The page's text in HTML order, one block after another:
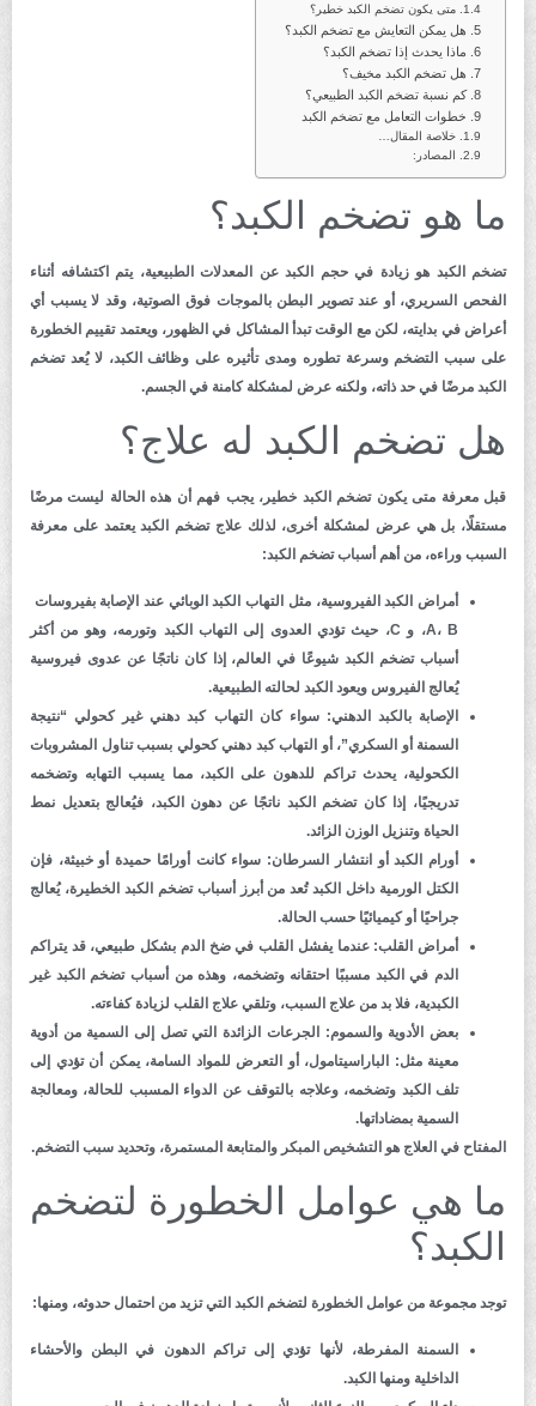
متى يكون تضخم الكبد خطير؟
هل يمكن التعايش مع تضخم الكبد؟
ماذا يحدث إذا تضخم الكبد؟
هل تضخم الكبد مخيف؟
كم نسبة تضخم الكبد الطبيعي؟
خطوات التعامل مع تضخم الكبد
خلاصة المقال…
المصادر:
ما هو تضخم الكبد؟
تضخم الكبد هو زيادة في حجم الكبد عن المعدلات الطبيعية، يتم اكتشافه أثناء
الفحص السريري، أو عند تصوير البطن بالموجات فوق الصوتية، وقد لا يسبب أي
أعراض في بدايته، لكن مع الوقت تبدأ المشاكل في الظهور، ويعتمد تقييم الخطورة
على سبب التضخم وسرعة تطوره ومدى تأثيره على وظائف الكبد، لا يُعد تضخم
الكبد مرضًا في حد ذاته، ولكنه عرض لمشكلة كامنة في الجسم.
هل تضخم الكبد له علاج؟
قبل معرفة متى يكون تضخم الكبد خطير، يجب فهم أن هذه الحالة ليست مرضًا
مستقلًا، بل هي عرض لمشكلة أخرى، لذلك علاج تضخم الكبد يعتمد على معرفة
السبب وراءه، من أهم أسباب تضخم الكبد:
أمراض الكبد الفيروسية، مثل التهاب الكبد الوبائي عند الإصابة بفيروسات
A، B، و C، حيث تؤدي العدوى إلى التهاب الكبد وتورمه، وهو من أكثر
أسباب تضخم الكبد شيوعًا في العالم، إذا كان ناتجًا عن عدوى فيروسية
يُعالج الفيروس ويعود الكبد لحالته الطبيعية.
الإصابة بالكبد الدهني: سواء كان التهاب كبد دهني غير كحولي “نتيجة
السمنة أو السكري”، أو التهاب كبد دهني كحولي بسبب تناول المشروبات
الكحولية، يحدث تراكم للدهون على الكبد، مما يسبب التهابه وتضخمه
تدريجيًا، إذا كان تضخم الكبد ناتجًا عن دهون الكبد، فيُعالج بتعديل نمط
الحياة وتنزيل الوزن الزائد.
أورام الكبد أو انتشار السرطان: سواء كانت أورامًا حميدة أو خبيثة، فإن
الكتل الورمية داخل الكبد تُعد من أبرز أسباب تضخم الكبد الخطيرة، يُعالج
جراحيًا أو كيميائيًا حسب الحالة.
أمراض القلب: عندما يفشل القلب في ضخ الدم بشكل طبيعي، قد يتراكم
الدم في الكبد مسببًا احتقانه وتضخمه، وهذه من أسباب تضخم الكبد غير
الكبدية، فلا بد من علاج السبب، وتلقي علاج القلب لزيادة كفاءته.
بعض الأدوية والسموم: الجرعات الزائدة التي تصل إلى السمية من أدوية
معينة مثل: الباراسيتامول، أو التعرض للمواد السامة، يمكن أن تؤدي إلى
تلف الكبد وتضخمه، وعلاجه بالتوقف عن الدواء المسبب للحالة، ومعالجة
السمية بمضاداتها.
المفتاح في العلاج هو التشخيص المبكر والمتابعة المستمرة، وتحديد سبب التضخم.
ما هي عوامل الخطورة لتضخم
الكبد؟
توجد مجموعة من عوامل الخطورة لتضخم الكبد التي تزيد من احتمال حدوثه، ومنها:
السمنة المفرطة، لأنها تؤدي إلى تراكم الدهون في البطن والأحشاء
الداخلية ومنها الكبد.